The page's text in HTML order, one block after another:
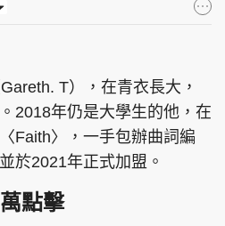
T），在青衣長大，
2018年仍是大學生的他，在
Faith〉，一手包辦曲詞編
於2021年正式加盟。
點擊